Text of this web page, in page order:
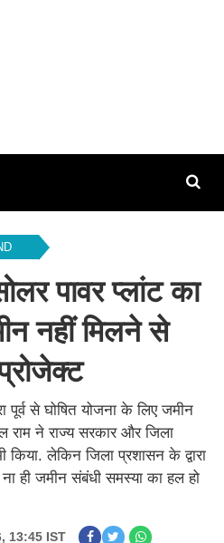
पावर प्लांट का
नहीं मिलने से
पूर्व से घोषित योजना के लिए जमीन
राम ने राज्य सरकार और जिला
किया. लेकिन जिला प्रशासन के द्वारा
ही जमीन संबंधी समस्या का हल हो
13:45 IST